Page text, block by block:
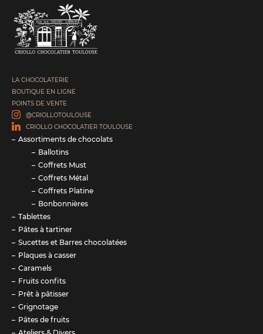
LA CHOCOLATERIE
BOUTIQUE EN LIGNE
POINTS DE VENTE
@CRIOLLOTOULOUSE
CRIOLLO CHOCOLATIER TOULOUSE
Assortiments de chocolats
Ballotins
Coffrets Must
Coffrets Métal
Coffrets Platine
Bonbonnières
Tablettes
Pâtes à tartiner
Sucettes et Barres chocolatées
Plaques à casser
Caramels
Fruits confits
Prêt à pâtisser
Grignotage
Pâtes de fruits